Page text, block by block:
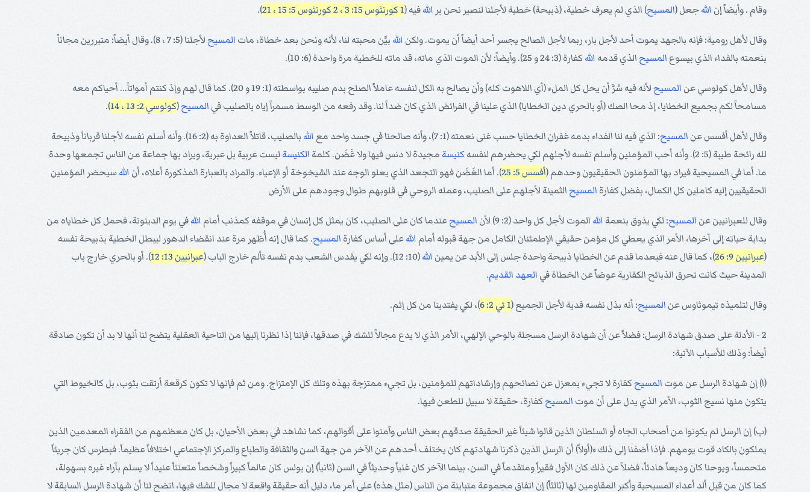
وقام . وأيضاً إن اللهجعل (المسيح) الذي لم يعرف خطية، (ذبيحة) خطية لأجلنا لنصير نحن بر اللهفيه (1 كورنثوس 15: 3 ، 2 كورنثوس 5: 15 ، 21 ).
وقال لأهل رومية: فإنه بالجهد يموت أحد لأجل بار، ربما لأجل الصالح يجسر أحد أيضاً أن يموت. ولكن الله بيَّن محبته لنا، لأنه ونحن بعد خطاة، مات المسيح
لأجلنا (5: 7 ، 8). وقال أيضاً: متبررين مجاناً
بنعمته بالفداء الذي بيسوع المسيحالذي قدمه الله كفارة (3: 24 و 25). وأيضاً: لأن الموت الذي ماته، قد ماته للخطية مرة واحدة (6: 10).
وقال لأهل كولوسي عن المسيح
لأنه فيه سُرَّ أن يحل كل الملء (أي اللاهوت كله) وأن يصالح به الكل لنفسه عاملاً الصلح بدم صليبه بواسطته (1: 19 و 20). كما قال لهم وإذ كنتم أمواتاً... أحياكم معه
مسامحاً لكم بجميع الخطايا، إذ محا الصك (أو بالحري دين الخطايا) الذي علينا في الفرائض الذي كان ضداً لنا. وقد رفعه من الوسط مسمراً إياه بالصليب في المسيح(كولوسي 2: 13 ، 14 ).
وقال لأهل أفسس عن المسيح: الذي فيه لنا الفداء بدمه غفران الخطايا حسب غنى نعمته (1: 7)، وأنه صالحنا في جسد واحد مع الله
بالصليب، قاتلاً العداوة به (2: 16). وأنه أسلم نفسه لأجلنا قرباناً وذبيحة
لله رائحة طيبة (5: 2). وأنه أحب المؤمنين وأسلم نفسه لأجلهم لكي يحضرهم لنفسه
كنيسة مجيدة لا دنس فيها ولا غَضَن. كلمة الكنيسة ليست عربية بل عبرية، ويراد بها جماعة من الناس تجمعها وحدة
ما. أما في المسيحية فيراد بها المؤمنون الحقيقيون وحدهم (أفسس 5: 25 ). أما الغَضَن فهو التجعد الذي يعلو الوجه عند الشيخوخة أو الإعياء. والمراد بالعبارة المذكورة أعلاه، أن اللهسيحضر المؤمنين
الحقيقيين إليه كاملين كل الكمال، بفضل كفارة المسيح الثمينة لأجلهم على الصليب، وعمله الروحي في قلوبهم طوال وجودهم على الأرض
وقال للعبرانيين عن المسيح: لكي يذوق بنعمة الله الموت لأجل كل واحد (2: 9) لأن المسيحعندما كان على الصليب، كان يمثل كل إنسان في موقفه كمذنب أمام اللهفي يوم الدينونة، فحمل كل خطاياه من
بداية حياته إلى آخرها، الأمر الذي يعطي كل مؤمن حقيقي الإطمئنان الكامل من جهة قبوله أمام اللهعلى أساس كفارة المسيح. كما قال إنه أُظهر مرة عند انقضاء الدهور ليبطل الخطية بذبيحة نفسه
(عبرانيين 9: 26 )، كما قال عنه فبعدما قدم عن الخطايا ذبيحة واحدة جلس إلى الأبد عن يمين الله(10: 12). وإنه لكي يقدس الشعب بدم نفسه تألم خارج الباب ( عبرانيين 13: 12
). أو بالحري خارج باب
المدينة حيث كانت تحرق الذبائح الكفارية عوضاً عن الخطاة في العهد القديم.
وقال لتلميذه تيموثاوس عن المسيح: أنه بذل نفسه فدية لأجل الجميع (1 تي 2: 6 )، لكي يفتدينا من كل إثم.
2 - الأدلة على صدق شهادة الرسل: فضلاً عن أن شهادة الرسل مسجلة بالوحي الإلهي، الأمر الذي لا يدع مجالاً للشك في صدقها، فإننا إذا نظرنا إليها من الناحية العقلية يتضح لنا أنها لا بد أن تكون صادقة
أيضاً: وذلك للأسباب الآتية:
(ا) إن شهادة الرسل عن موت المسيح كفارة لا تجيء بمعزل عن نصائحهم وإرشاداتهم للمؤمنين، بل تجيء ممتزجة بهذه وتلك كل الإمتزاج. ومن ثم فإنها لا تكون كرقعة أرتقت بثوب، بل كالخيوط التي
يتكون منها نسيج الثوب، الأمر الذي يدل على أن موت المسيح كفارة، حقيقة لا سبيل للطعن فيها.
(ب) إن الرسل لم يكونوا من أصحاب الجاه أو السلطان الذين قالوا شيئاً غير الحقيقة صدقهم بعض الناس وآمنوا على أقوالهم، كما نشاهد في بعض الأحيان، بل كان معظمهم من الفقراء المعدمين الذين
يملكون بالكاد قوت يومهم. فإذا أضفنا إلى ذلك ء(أولاً) أن الرسل الذين ذكرنا شهادتهم كان يختلف أحدهم عن الآخر من جهة السن والثقافة والطباع والمركز الإجتماعي اختلافاً عظيماً. فبطرس كان جريئاً
متحمساً، ويوحنا كان وديعاً هادئاً، فضلاً عن ذلك كان الأول فقيراً ومتقدماً في السن، بينما الآخر كان غنياً وحديثاً في السن (ثانياً) إن بولس كان عالماً كبيراً وشخصاً متعنتاً عنيداً لا يسلم بآراء غيره بسهولة،
كما كان من قبل ألد أعداء المسيحية وأكبر المقاومين لها (ثالثاً) إن اتفاق مجموعة متباينة من الناس (مثل هذه) على أمر ما، دليل أنه حقيقة واقعة لا مجال للشك فيها، اتضح لنا أن شهادة الرسل السابقة لا